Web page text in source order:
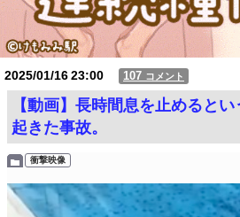
2025/01/1623:00 107 コメント
【動画】長時間息を止めると
起きた事故。
衝撃映像